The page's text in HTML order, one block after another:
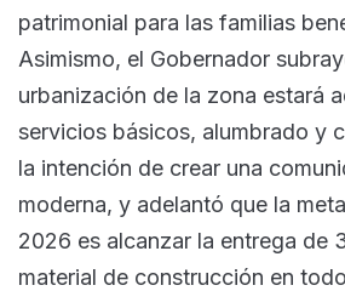
patrimonial para las familias
Asimismo, el Gobernador
urbanización de la zona estará
servicios básicos, alumbrado y
la intención de crear una
moderna, y adelantó que la
2026 es alcanzar la entrega de
material de construcción en